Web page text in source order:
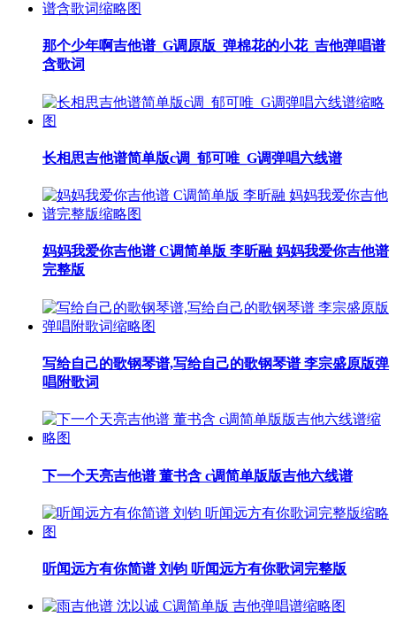
那个少年啊吉他谱_G调原版_弹棉花的小花_吉他弹唱谱
含歌词
长相思吉他谱简单版c调_郁可唯_G调弹唱六线谱
妈妈我爱你吉他谱 C调简单版 李昕融 妈妈我爱你吉他谱
完整版
写给自己的歌钢琴谱,写给自己的歌钢琴谱 李宗盛原版弹
唱附歌词
下一个天亮吉他谱 董书含 c调简单版版吉他六线谱
听闻远方有你简谱 刘钧 听闻远方有你歌词完整版